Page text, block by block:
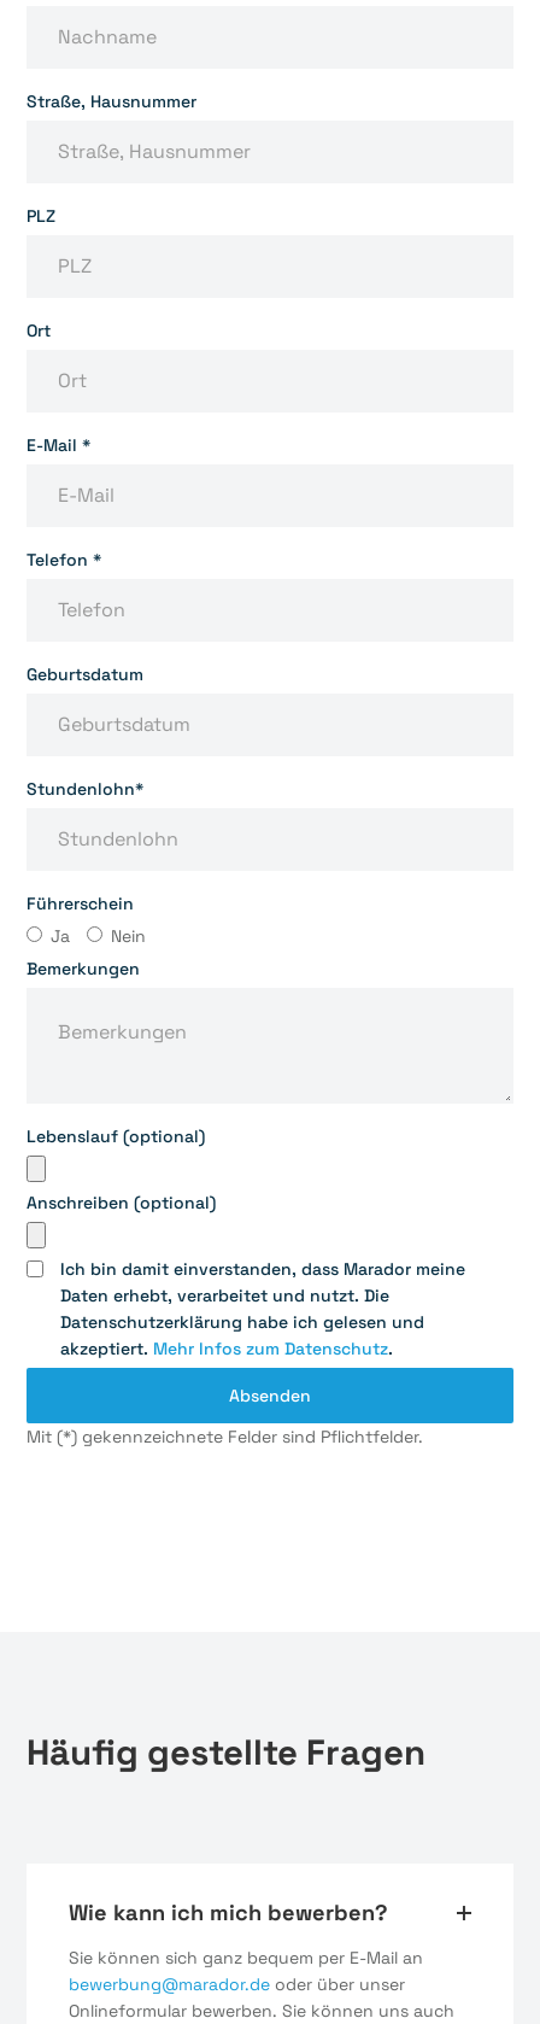
Straße, Hausnummer
PLZ
Ort
E-Mail *
Telefon *
Geburtsdatum
Stundenlohn*
Führerschein
Ja
Nein
Bemerkungen
Lebenslauf (optional)
Anschreiben (optional)
Ich bin damit einverstanden, dass Marador meine
Daten erhebt, verarbeitet und nutzt. Die
Datenschutzerklärung habe ich gelesen und
akzeptiert. Mehr Infos zum Datenschutz.
Mit (*) gekennzeichnete Felder sind Pflichtfelder.
Häufig gestellte Fragen
Wie kann ich mich bewerben?
Sie können sich ganz bequem per E-Mail an
bewerbung@marador.de oder über unser
Onlineformular bewerben. Sie können uns auch